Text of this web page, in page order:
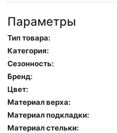
Параметры
Тип товара:
Категория:
Сезонность:
Бренд:
Цвет:
Материал верха:
Материал подкладки:
Материал стельки: